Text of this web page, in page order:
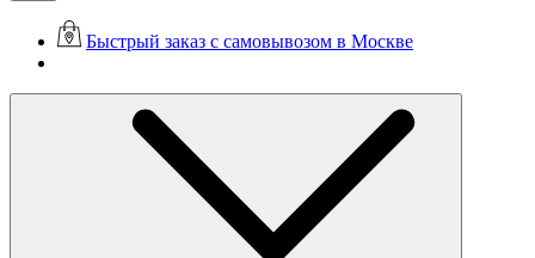
Быстрый заказ с самовывозом в Москве